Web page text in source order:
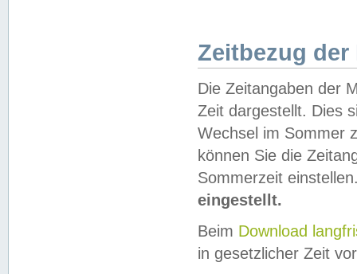
Zeitbezug der
Die Zeitangaben der
Zeit dargestellt. Dies
Wechsel im Sommer
können Sie die
Sommerzeit
eingestellt.
Beim Download
in gesetzlicher Zeit